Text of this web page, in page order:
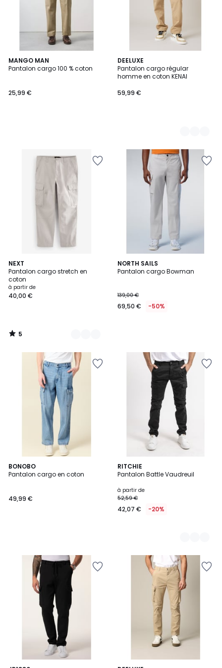
MANGO MAN
Pantalon cargo 100 % coton
25,99 €
DEELUXE
Pantalon cargo régular
homme en coton KENAI
59,99 €
3
Couleurs
NEXT
Pantalon cargo stretch en
coton
à partir de
40,00 €
5
/
5
4
Couleurs
5
/
NORTH SAILS
Pantalon cargo Bowman
139,00 €
69,50 € -50%
BONOBO
Pantalon cargo en coton
49,99 €
RITCHIE
Pantalon Battle Vaudreuil
à partir de
52,59 €
42,07 € -20%
3
Couleurs